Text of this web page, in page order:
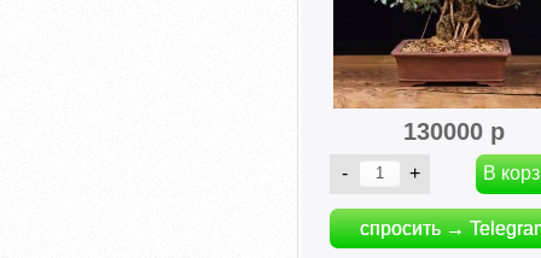
130000 р
спросить →